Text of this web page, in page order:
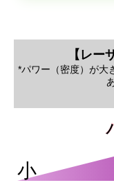
【レー
*パワー（密度）が大
小